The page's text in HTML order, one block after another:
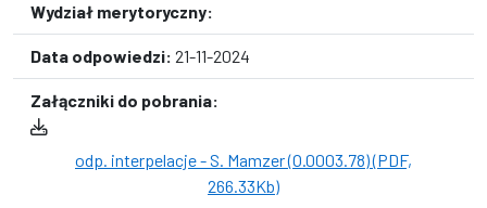
Wydział merytoryczny:
Data odpowiedzi: 21-11-2024
Załączniki do pobrania:
odp. interpelacje - S. Mamzer (O.0003.78) (PDF,
266.33Kb)